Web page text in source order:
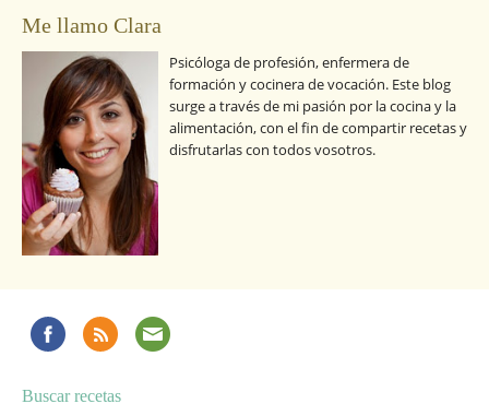
Me llamo Clara
Psicóloga de profesión, enfermera de
formación y cocinera de vocación. Este blog
surge a través de mi pasión por la cocina y la
alimentación, con el fin de compartir recetas y
disfrutarlas con todos vosotros.
Buscar recetas